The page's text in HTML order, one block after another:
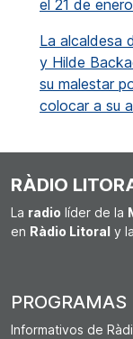
el 21 de enero
La alcaldesa
y Hilde
su malestar
colocar a su
RÀDIO
La radio líder de la
en Ràdio Litoral y
PROGRAMAS
Informativos de